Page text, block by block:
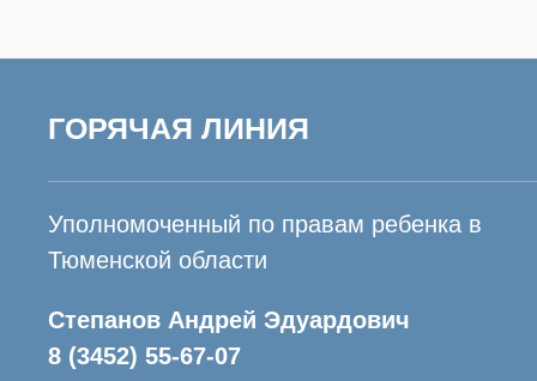
ГОРЯЧАЯ ЛИНИЯ
Уполномоченный по правам ребенка в
Тюменской области
Степанов Андрей Эдуардович
8 (3452) 55-67-07